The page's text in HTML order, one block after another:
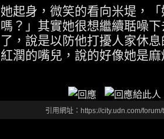
她起身，微笑的看向米堤，
嗎？」其實她很想繼續聒噪
了，說是以防他打擾人家休
紅潤的嘴兒，說的好像她是
引用網址：https://city.udn.com/